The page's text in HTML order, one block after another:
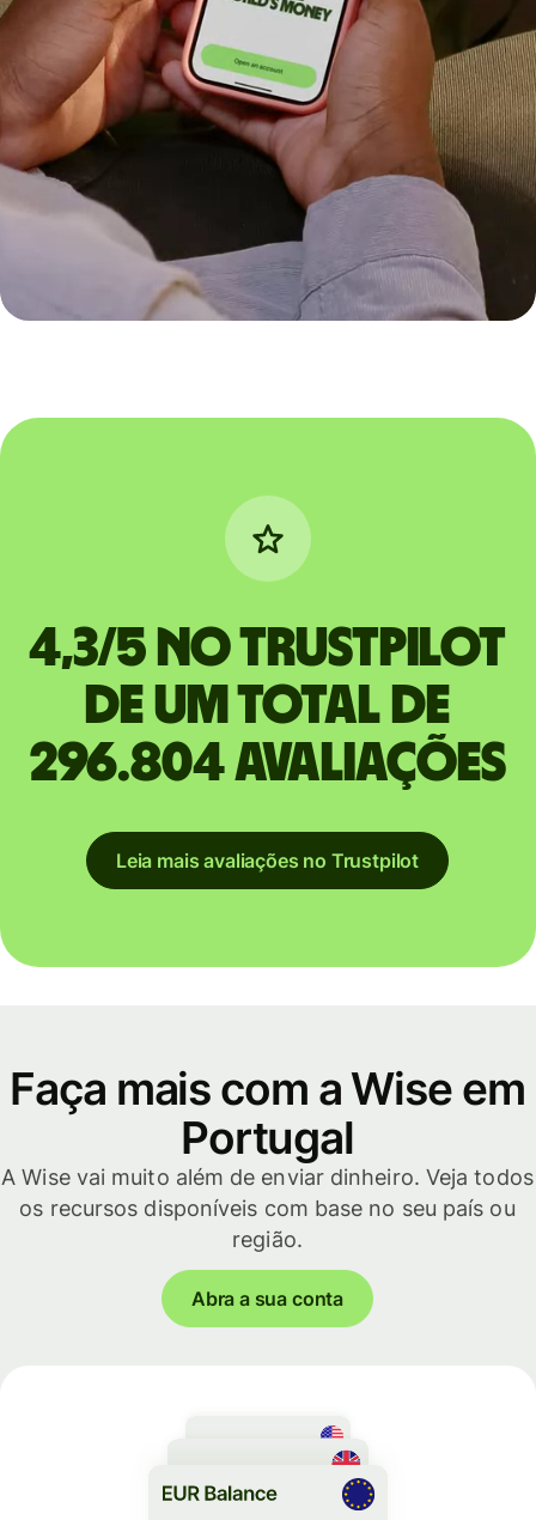
4,3/5 no Trustpilot
de um total de
296.804 avaliações
Leia mais avaliações no Trustpilot
Faça mais com a Wise em
Portugal
A Wise vai muito além de enviar dinheiro. Veja todos
os recursos disponíveis com base no seu país ou
região.
Abra a sua conta